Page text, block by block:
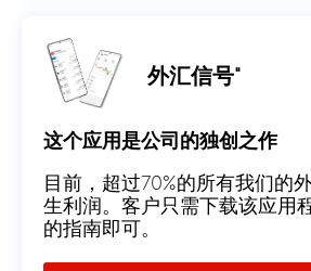
外汇信号"
这个应用是公司的独创之作
目前，超过70%的所有我们的
生利润。客户只需下载该应用
的指南即可。